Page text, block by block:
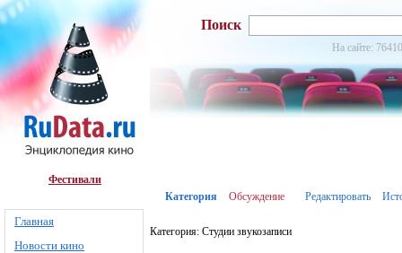
Фестивали
Главная
Новости кино
Поиск
На сайте:
Категория Обсуждение Редактировать
Категория: Студии звукозаписи